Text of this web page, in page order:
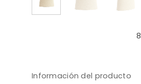
8
Información del producto